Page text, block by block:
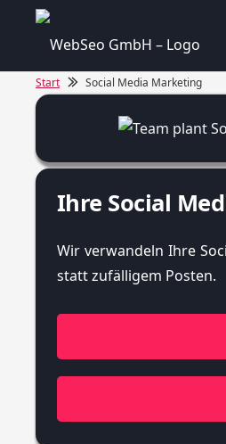
Start Social Media Marketing
Ihre Social
Wir verwandeln Ihre
statt zufälligem Posten.